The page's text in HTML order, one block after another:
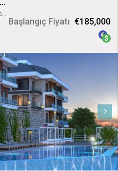
Goldcity, Alanya, Antalya, Mediterranean Region, Turkey
Başlangıç Fiyatı €185,000